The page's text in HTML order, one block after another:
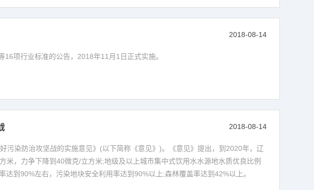
2018-08-14
项行业标准的公告，2018年11月1日正式实施。
2018-08-14
污染防治攻坚战的实施意见》(以下简称《意见》)。《意见》提出，到2020年，辽
，力争下降到40微克/立方米;地级及以上城市集中式饮用水水源地水质优良比例
到90%左右，污染地块安全利用率达到90%以上;森林覆盖率达到42%以上。